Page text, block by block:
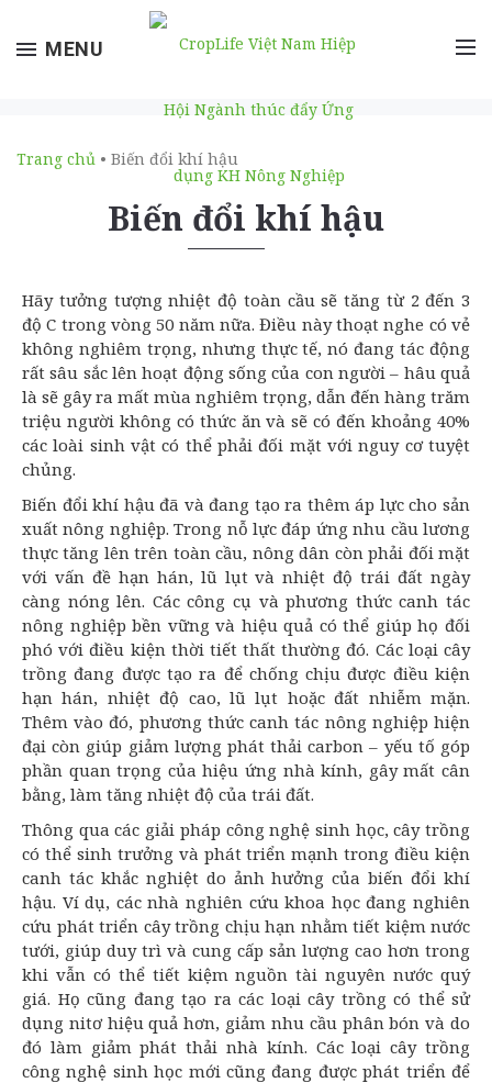
ToggleMENU
Trang chủ • Biến đổi khí hậu
Biến đổi khí hậu
Hãy tưởng tượng nhiệt độ toàn cầu sẽ tăng từ 2 đến 3
độ C trong vòng 50 năm nữa. Điều này thoạt nghe có vẻ
không nghiêm trọng, nhưng thực tế, nó đang tác động
rất sâu sắc lên hoạt động sống của con người – hâu quả
là sẽ gây ra mất mùa nghiêm trọng, dẫn đến hàng trăm
triệu người không có thức ăn và sẽ có đến khoảng 40%
các loài sinh vật có thể phải đối mặt với nguy cơ tuyệt
chủng.
Biến đổi khí hậu đã và đang tạo ra thêm áp lực cho sản
xuất nông nghiệp. Trong nỗ lực đáp ứng nhu cầu lương
thực tăng lên trên toàn cầu, nông dân còn phải đối mặt
với vấn đề hạn hán, lũ lụt và nhiệt độ trái đất ngày
càng nóng lên. Các công cụ và phương thức canh tác
nông nghiệp bền vững và hiệu quả có thể giúp họ đối
phó với điều kiện thời tiết thất thường đó. Các loại cây
trồng đang được tạo ra để chống chịu được điều kiện
hạn hán, nhiệt độ cao, lũ lụt hoặc đất nhiễm mặn.
Thêm vào đó, phương thức canh tác nông nghiệp hiện
đại còn giúp giảm lượng phát thải carbon – yếu tố góp
phần quan trọng của hiệu ứng nhà kính, gây mất cân
bằng, làm tăng nhiệt độ của trái đất.
Thông qua các giải pháp công nghệ sinh học, cây trồng
có thể sinh trưởng và phát triển mạnh trong điều kiện
canh tác khắc nghiệt do ảnh hưởng của biến đổi khí
hậu. Ví dụ, các nhà nghiên cứu khoa học đang nghiên
cứu phát triển cây trồng chịu hạn nhằm tiết kiệm nước
tưới, giúp duy trì và cung cấp sản lượng cao hơn trong
khi vẫn có thể tiết kiệm nguồn tài nguyên nước quý
giá. Họ cũng đang tạo ra các loại cây trồng có thể sử
dụng nitơ hiệu quả hơn, giảm nhu cầu phân bón và do
đó làm giảm phát thải nhà kính. Các loại cây trồng
công nghệ sinh học mới cũng đang được phát triển để